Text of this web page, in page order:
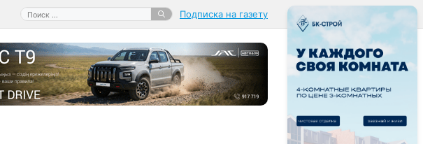
Поиск: Подписка на газету